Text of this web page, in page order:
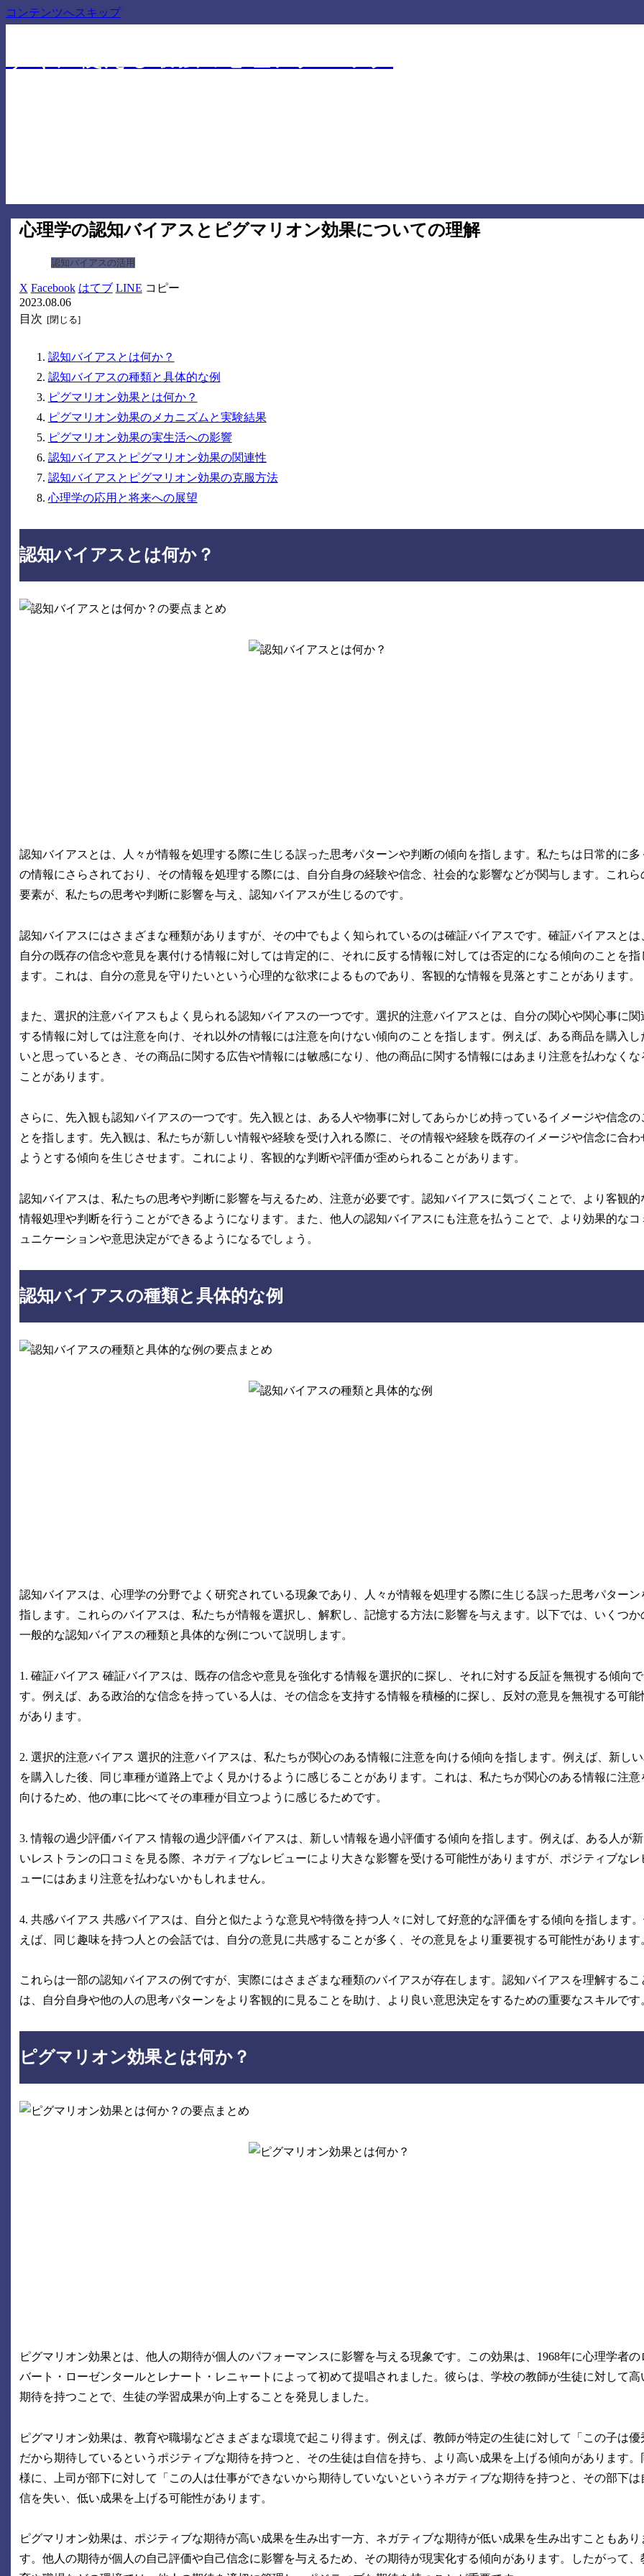
コンテンツへスキップ
心理学の認知バイアスとピグマリオン効果についての理解
認知バイアスの活用
X Facebook はてブ LINE コピー
2023.08.06
目次
認知バイアスとは何か？
認知バイアスの種類と具体的な例
ピグマリオン効果とは何か？
ピグマリオン効果のメカニズムと実験結果
ピグマリオン効果の実生活への影響
認知バイアスとピグマリオン効果の関連性
認知バイアスとピグマリオン効果の克服方法
心理学の応用と将来への展望
認知バイアスとは何か？
認知バイアスとは、人々が情報を処理する際に生じる誤った思考パターンや判断の傾向を指します。私たちは日常的に多
の情報にさらされており、その情報を処理する際には、自分自身の経験や信念、社会的な影響などが関与します。これら
要素が、私たちの思考や判断に影響を与え、認知バイアスが生じるのです。
認知バイアスにはさまざまな種類がありますが、その中でもよく知られているのは確証バイアスです。確証バイアスとは
自分の既存の信念や意見を裏付ける情報に対しては肯定的に、それに反する情報に対しては否定的になる傾向のことを指
ます。これは、自分の意見を守りたいという心理的な欲求によるものであり、客観的な情報を見落とすことがあります。
また、選択的注意バイアスもよく見られる認知バイアスの一つです。選択的注意バイアスとは、自分の関心や関心事に関
する情報に対しては注意を向け、それ以外の情報には注意を向けない傾向のことを指します。例えば、ある商品を購入し
いと思っているとき、その商品に関する広告や情報には敏感になり、他の商品に関する情報にはあまり注意を払わなくな
ことがあります。
さらに、先入観も認知バイアスの一つです。先入観とは、ある人や物事に対してあらかじめ持っているイメージや信念の
とを指します。先入観は、私たちが新しい情報や経験を受け入れる際に、その情報や経験を既存のイメージや信念に合わ
ようとする傾向を生じさせます。これにより、客観的な判断や評価が歪められることがあります。
認知バイアスは、私たちの思考や判断に影響を与えるため、注意が必要です。認知バイアスに気づくことで、より客観的
情報処理や判断を行うことができるようになります。また、他人の認知バイアスにも注意を払うことで、より効果的なコ
ュニケーションや意思決定ができるようになるでしょう。
認知バイアスの種類と具体的な例
認知バイアスは、心理学の分野でよく研究されている現象であり、人々が情報を処理する際に生じる誤った思考パターン
指します。これらのバイアスは、私たちが情報を選択し、解釈し、記憶する方法に影響を与えます。以下では、いくつか
一般的な認知バイアスの種類と具体的な例について説明します。
1. 確証バイアス 確証バイアスは、既存の信念や意見を強化する情報を選択的に探し、それに対する反証を無視する傾向で
す。例えば、ある政治的な信念を持っている人は、その信念を支持する情報を積極的に探し、反対の意見を無視する可能
があります。
2. 選択的注意バイアス 選択的注意バイアスは、私たちが関心のある情報に注意を向ける傾向を指します。例えば、新し
を購入した後、同じ車種が道路上でよく見かけるように感じることがあります。これは、私たちが関心のある情報に注意
向けるため、他の車に比べてその車種が目立つように感じるためです。
3. 情報の過少評価バイアス 情報の過少評価バイアスは、新しい情報を過小評価する傾向を指します。例えば、ある人が
いレストランの口コミを見る際、ネガティブなレビューにより大きな影響を受ける可能性がありますが、ポジティブなレ
ューにはあまり注意を払わないかもしれません。
4. 共感バイアス 共感バイアスは、自分と似たような意見や特徴を持つ人々に対して好意的な評価をする傾向を指します
えば、同じ趣味を持つ人との会話では、自分の意見に共感することが多く、その意見をより重要視する可能性があります
これらは一部の認知バイアスの例ですが、実際にはさまざまな種類のバイアスが存在します。認知バイアスを理解するこ
は、自分自身や他の人の思考パターンをより客観的に見ることを助け、より良い意思決定をするための重要なスキルです
ピグマリオン効果とは何か？
ピグマリオン効果とは、他人の期待が個人のパフォーマンスに影響を与える現象です。この効果は、1968年に心理学者の
バート・ローゼンタールとレナート・レニャートによって初めて提唱されました。彼らは、学校の教師が生徒に対して高
期待を持つことで、生徒の学習成果が向上することを発見しました。
ピグマリオン効果は、教育や職場などさまざまな環境で起こり得ます。例えば、教師が特定の生徒に対して「この子は優
だから期待しているというポジティブな期待を持つと、その生徒は自信を持ち、より高い成果を上げる傾向があります。
様に、上司が部下に対して「この人は仕事ができないから期待していないというネガティブな期待を持つと、その部下は
信を失い、低い成果を上げる可能性があります。
ピグマリオン効果は、ポジティブな期待が高い成果を生み出す一方、ネガティブな期待が低い成果を生み出すこともあり
す。他人の期待が個人の自己評価や自己信念に影響を与えるため、その期待が現実化する傾向があります。したがって、